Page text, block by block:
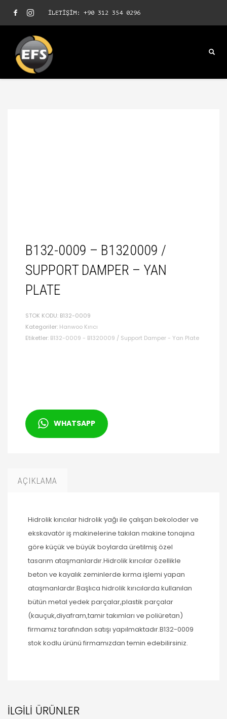
İLETİŞİM: +90 312 354 0296
B132-0009 – B1320009 /
SUPPORT DAMPER – YAN
PLATE
STOK KODU: B132-0009
Kategoriler: Hanwoo Kırıcı
Etiketler: B132-0009 - B1320009 / Support Damper - Yan Plate
WHATSAPP
AÇIKLAMA
Hidrolik kırıcılar hidrolik yağı ile çalışan bekoloder ve
ekskavatör iş makinelerine takılan makine tonajına
göre küçük ve büyük boylarda üretilmiş özel
tasarım ataşmanlardır.Hidrolik kırıcılar özellikle
beton ve kayalık zeminlerde kırma işlemi yapan
ataşmanlardır.Başlıca hidrolik kırıcılarda kullanılan
bütün metal yedek parçalar,plastik parçalar
(kauçuk,diyafram,tamir takımları ve poliüretan)
firmamız tarafından satışı yapılmaktadır.B132-0009
stok kodlu ürünü firmamızdan temin edebilirsiniz.
İLGILI ÜRÜNLER